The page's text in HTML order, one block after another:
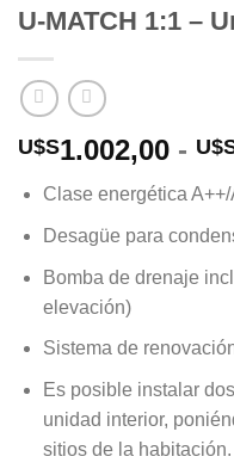
U-MATCH 1:1 –
U$S1.002,00 -
Clase energética A++/
Desagüe para
Bomba de drenaje
elevación)
Sistema de
Es posible instalar
unidad interior,
sitios de la habitación.